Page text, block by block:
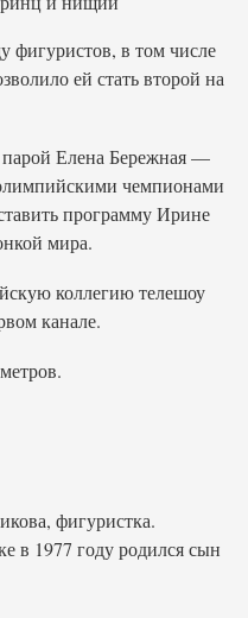
фигуристов, в том числе
ей стать второй на
парой Елена Бережная —
чемпионами
программу Ирине
мира.
коллегию телешоу
канале.
фигуристка.
в 1977 году родился сын